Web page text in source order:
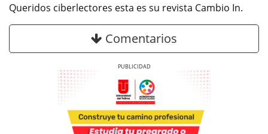
Queridos ciberlectores esta es su revista Cambio In.
Comentarios